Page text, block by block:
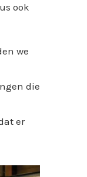
ook
we
die
er